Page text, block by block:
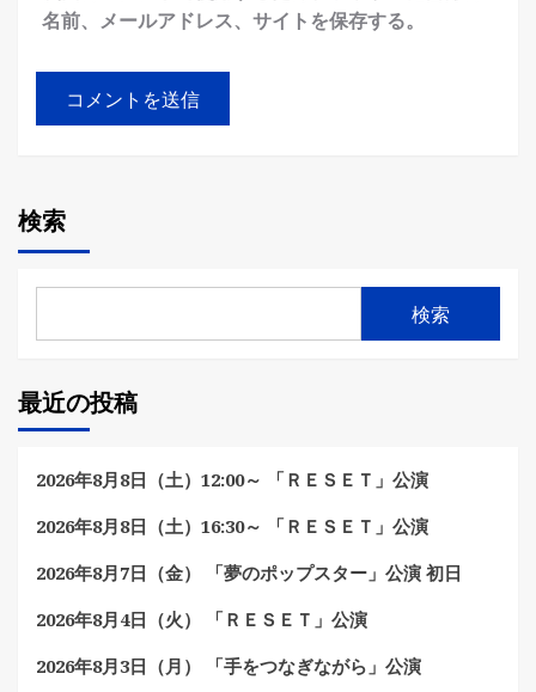
名前、メールアドレス、サイトを保存する。
検索
検索
最近の投稿
2026年8月8日（土）12:00～ 「ＲＥＳＥＴ」公演
2026年8月8日（土）16:30～ 「ＲＥＳＥＴ」公演
2026年8月7日（金） 「夢のポップスター」公演 初日
2026年8月4日（火） 「ＲＥＳＥＴ」公演
2026年8月3日（月） 「手をつなぎながら」公演